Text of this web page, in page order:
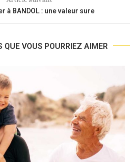
à BANDOL : une valeur sure
QUE VOUS POURRIEZ AIMER